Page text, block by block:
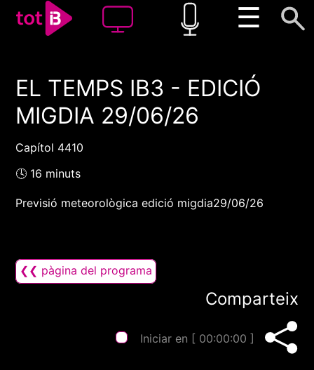
☰
00:00 00:00
1x
EL TEMPS IB3 - EDICIÓ
MIGDIA 29/06/26
Capítol 4410
🕓 16 minuts
Previsió meteorològica edició migdia29/06/26
❮❮ pàgina del programa
Comparteix
Iniciar en [ 00:00:00 ]